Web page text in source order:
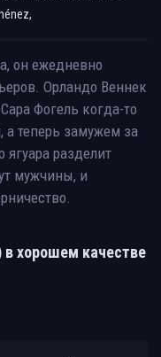
он ежедневно
Орландо Веннек
Фогель когда-то
а теперь замужем за
разделит
мужчины, и
в хорошем качестве